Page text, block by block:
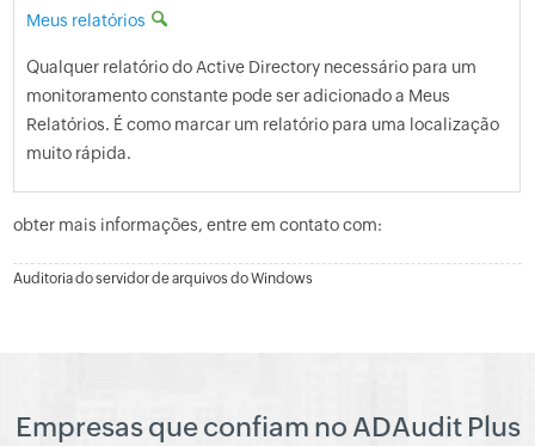
Meus relatórios
Qualquer relatório do Active Directory necessário para um
monitoramento constante pode ser adicionado a Meus
Relatórios. É como marcar um relatório para uma localização
muito rápida.
obter mais informações, entre em contato com:
Auditoria do servidor de arquivos do Windows
Empresas que confiam no ADAudit Plus